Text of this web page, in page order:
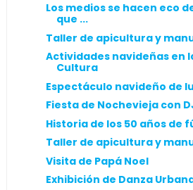
Los medios se hacen eco
que ...
Taller de apicultura y
Actividades navideñas en
Cultura
Espectáculo navideño de
Fiesta de Nochevieja con
Historia de los 50 años de
Taller de apicultura y
Visita de Papá Noel
Exhibición de Danza